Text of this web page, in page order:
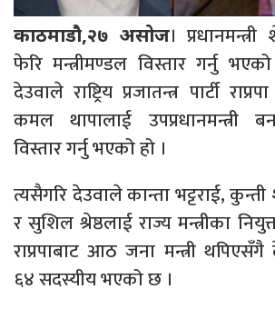
काठमाडौ,२७ असोज।
फेरि मन्त्रीमण्डल विस्तार गर्नु
देउवाले राष्ट्रिय प्रजातन्त्र पार्टी
कमल थापालाई उपप्रधानमन्त्री
विस्तार गर्नु भएको हो ।
त्यसैगरि देउवाले कान्ता भट्टराई, कुन्ती
र सुशिल श्रेष्ठलाई राज्य मन्त्रीका
राप्रपाबाट आठ जना मन्त्री थपिएसँगै
६४ सदस्यीय भएको छ ।